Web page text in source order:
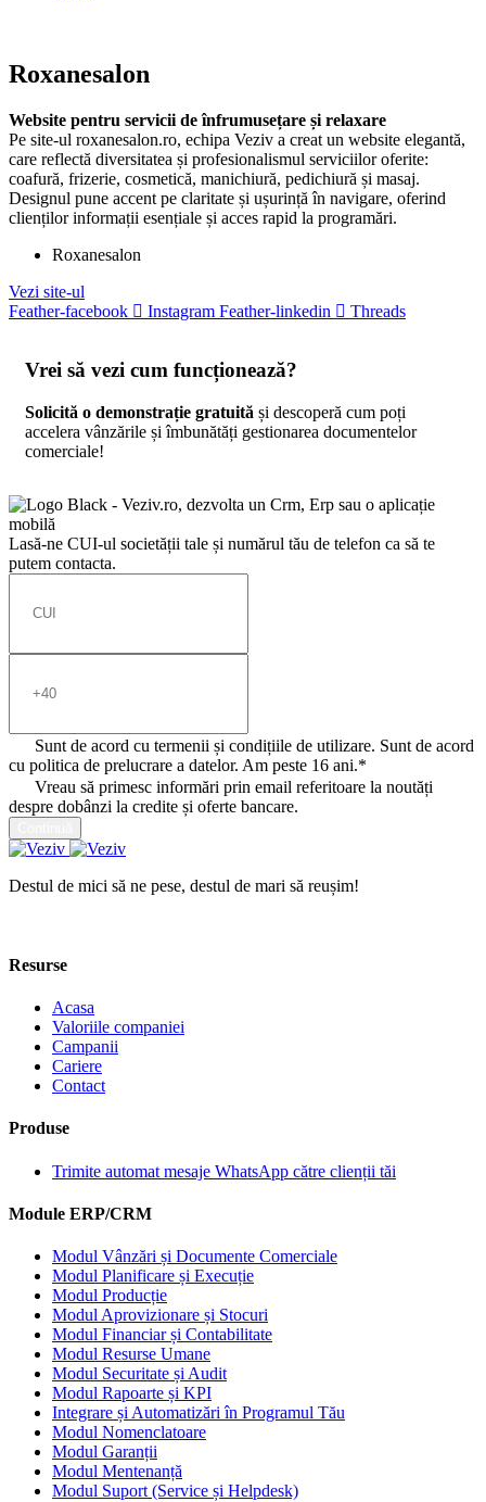
Roxanesalon
Website pentru servicii de înfrumusețare și relaxare
Pe site-ul roxanesalon.ro, echipa Veziv a creat un website elegantă,
care reflectă diversitatea și profesionalismul serviciilor oferite:
coafură, frizerie, cosmetică, manichiură, pedichiură și masaj.
Designul pune accent pe claritate și ușurință în navigare, oferind
clienților informații esențiale și acces rapid la programări.
Roxanesalon
Vezi site-ul
Feather-facebook
Instagram Feather-linkedin Threads
Vrei să vezi cum funcționează?
Solicită o demonstrație gratuită și descoperă cum poți
accelera vânzările și îmbunătăți gestionarea documentelor
comerciale!
Lasă-ne CUI-ul societății tale și numărul tău de telefon ca să te
putem contacta.
Sunt de acord cu termenii și condițiile de utilizare. Sunt de acord
cu politica de prelucrare a datelor. Am peste 16 ani.*
Vreau să primesc informări prin email referitoare la noutăți
despre dobânzi la credite și oferte bancare.
Destul de mici să ne pese, destul de mari să reușim!
Resurse
Acasa
Valoriile companiei
Campanii
Cariere
Contact
Produse
Trimite automat mesaje WhatsApp către clienții tăi
Module ERP/CRM
Modul Vânzări și Documente Comerciale
Modul Planificare și Execuție
Modul Producție
Modul Aprovizionare și Stocuri
Modul Financiar și Contabilitate
Modul Resurse Umane
Modul Securitate și Audit
Modul Rapoarte și KPI
Integrare și Automatizări în Programul Tău
Modul Nomenclatoare
Modul Garanții
Modul Mentenanță
Modul Suport (Service și Helpdesk)